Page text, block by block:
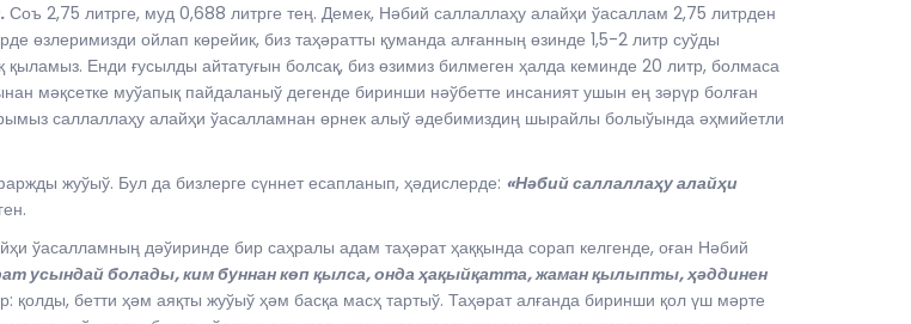
. Соъ 2,75 литрге, муд 0,688 литрге тең. Демек, Нәбий саллаллаҳу алайҳи ўасаллам 2,75 литрден
өзлеримизди ойлап көрейик, биз таҳәратты қуманда алғанның өзинде 1,5-2 литр суўды
Енди ғусылды айтатуғын болсақ, биз өзимиз билмеген ҳалда кеминде 20 литр, болмаса
мәқсетке муўапық пайдаланыў дегенде биринши нәўбетте инсаният ушын ең зәрүр болған
саллаллаҳу алайҳи ўасалламнан өрнек алыў әдебимиздиң шырайлы болыўында әҳмийетли
жуўыў. Бул да бизлерге сүннет есапланып, ҳәдислерде: «Нәбий саллаллаҳу алайҳи
ўасалламның дәўиринде бир саҳралы адам таҳәрат ҳаққында сорап келгенде, оған Нәбий
усындай болады, ким буннан көп қылса, онда ҳақыйқатта, жаман қылыпты, ҳәддинен
қолды, бетти ҳәм аяқты жуўыў ҳәм басқа масҳ тартыў. Таҳәрат алғанда биринши қол үш мәрте